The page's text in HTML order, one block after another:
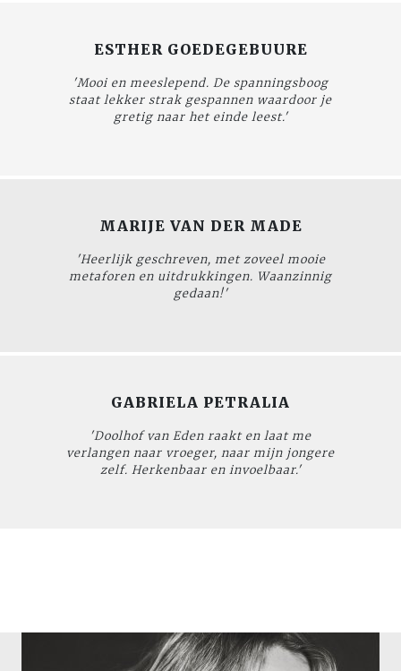
ESTHER GOEDEGEBUURE
'Mooi en meeslepend. De spanningsboog
staat lekker strak gespannen waardoor je
gretig naar het einde leest.'
MARIJE VAN DER MADE
'Heerlijk geschreven, met zoveel mooie
metaforen en uitdrukkingen. Waanzinnig
gedaan!'
GABRIELA PETRALIA
'Doolhof van Eden raakt en laat me
verlangen naar vroeger, naar mijn jongere
zelf. Herkenbaar en invoelbaar.'